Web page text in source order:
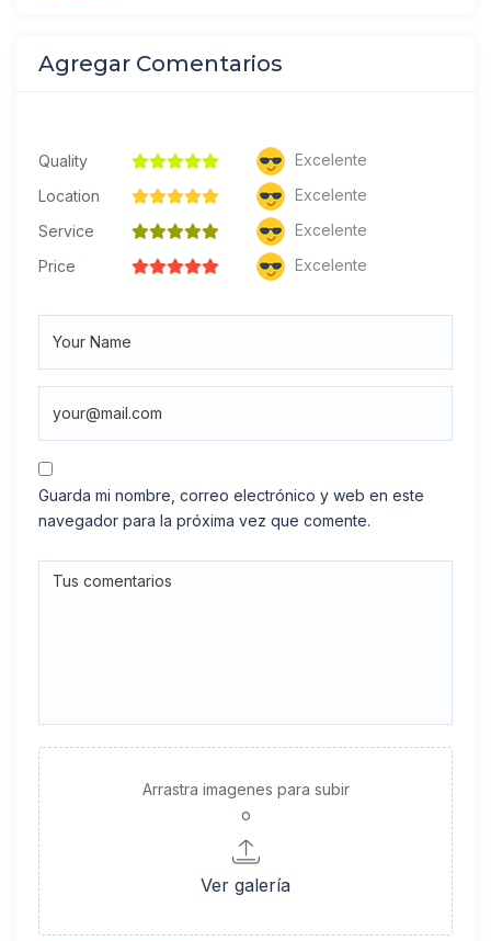
Agregar Comentarios
Quality
Excelente
Location
Excelente
Service
Excelente
Price
Excelente
Guarda mi nombre, correo electrónico y web en este
navegador para la próxima vez que comente.
Arrastra imagenes para subir
o
Ver galería